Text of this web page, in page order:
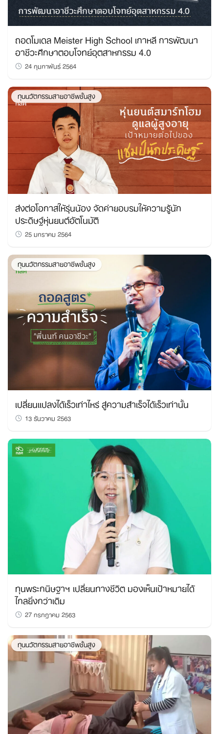
ถอดโมเดล Meister High School เกาหลี การพัฒนา
อาชีวะศึกษาตอบโจทย์อุตสาหกรรม 4.0
24 กุมภาพันธ์ 2564
ทุนนวัตกรรมสายอาชีพชั้นสูง
ส่งต่อโอกาสให้รุ่นน้อง จัดค่ายอบรมให้ความรู้นัก
ประดิษฐ์หุ่นยนต์อัตโนมัติ
25 มกราคม 2564
ทุนนวัตกรรมสายอาชีพชั้นสูง
เปลี่ยนแปลงได้เร็วเท่าไหร่ สู่ความสำเร็จได้เร็วเท่านั้น
13 ธันวาคม 2563
ทุนพระกนิษฐาฯ เปลี่ยนทางชีวิต มองเห็นเป้าหมายได้
ไกลยิ่งกว่าเดิม
27 กรกฎาคม 2563
ทุนนวัตกรรมสายอาชีพชั้นสูง